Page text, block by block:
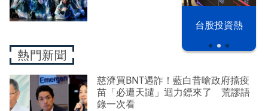
台股投資熱
熱門新聞
慈濟買BNT遇詐！藍白昔嗆政府擋疫
苗「必遭天譴」迴力鏢來了 荒謬語
錄一次看